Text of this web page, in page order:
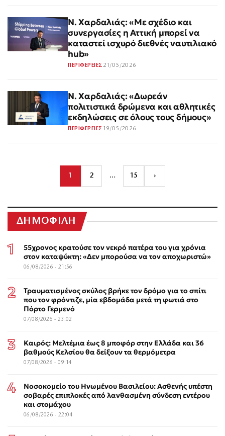
Ν. Χαρδαλιάς: «Με σχέδιο και
συνεργασίες η Αττική μπορεί να
καταστεί ισχυρό διεθνές ναυτιλιακό
hub»
ΠΕΡΙΦΕΡΕΙΕΣ 21/05/2026
Ν. Χαρδαλιάς: «Δωρεάν
πολιτιστικά δρώμενα και αθλητικές
εκδηλώσεις σε όλους τους δήμους»
ΠΕΡΙΦΕΡΕΙΕΣ 19/05/2026
1 2 … 15 ›
ΔΗΜΟΦΙΛΗ
55χρονος κρατούσε τον νεκρό πατέρα του για χρόνια
στον καταψύκτη: «Δεν μπορούσα να τον αποχωριστώ»
06/08/2026 - 21:56
Τραυματισμένος σκύλος βρήκε τον δρόμο για το σπίτι
που τον φρόντιζε, μία εβδομάδα μετά τη φωτιά στο
Πόρτο Γερμενό
07/08/2026 - 23:02
Καιρός: Μελτέμια έως 8 μποφόρ στην Ελλάδα και 36
βαθμούς Κελσίου θα δείξουν τα θερμόμετρα
07/08/2026 - 09:14
Νοσοκομείο του Ηνωμένου Βασιλείου: Ασθενής υπέστη
σοβαρές επιπλοκές από λανθασμένη σύνδεση εντέρου
και στομάχου
06/08/2026 - 22:04